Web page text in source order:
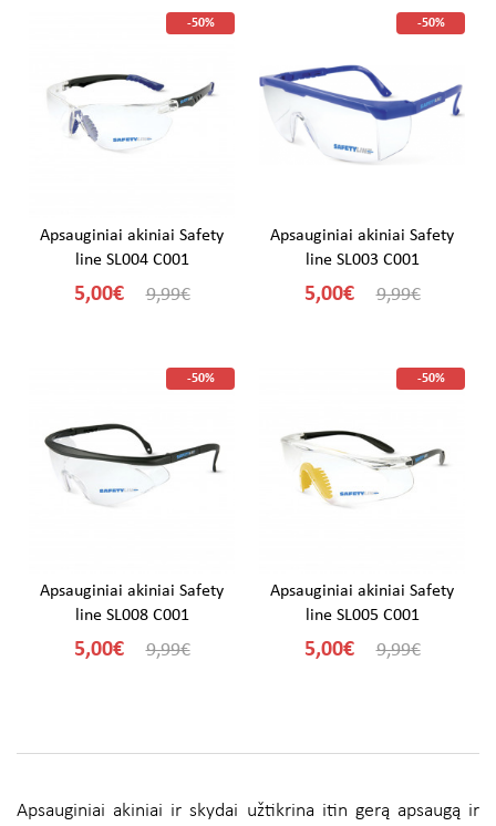
-50%
Apsauginiai akiniai Safety
line SL004 C001
5,00€ 9,99€
-50%
Apsauginiai akiniai Safety
line SL003 C001
5,00€ 9,99€
-50%
Apsauginiai akiniai Safety
line SL008 C001
5,00€ 9,99€
-50%
Apsauginiai akiniai Safety
line SL005 C001
5,00€ 9,99€
Apsauginiai akiniai ir skydai užtikrina itin gerą apsaugą ir